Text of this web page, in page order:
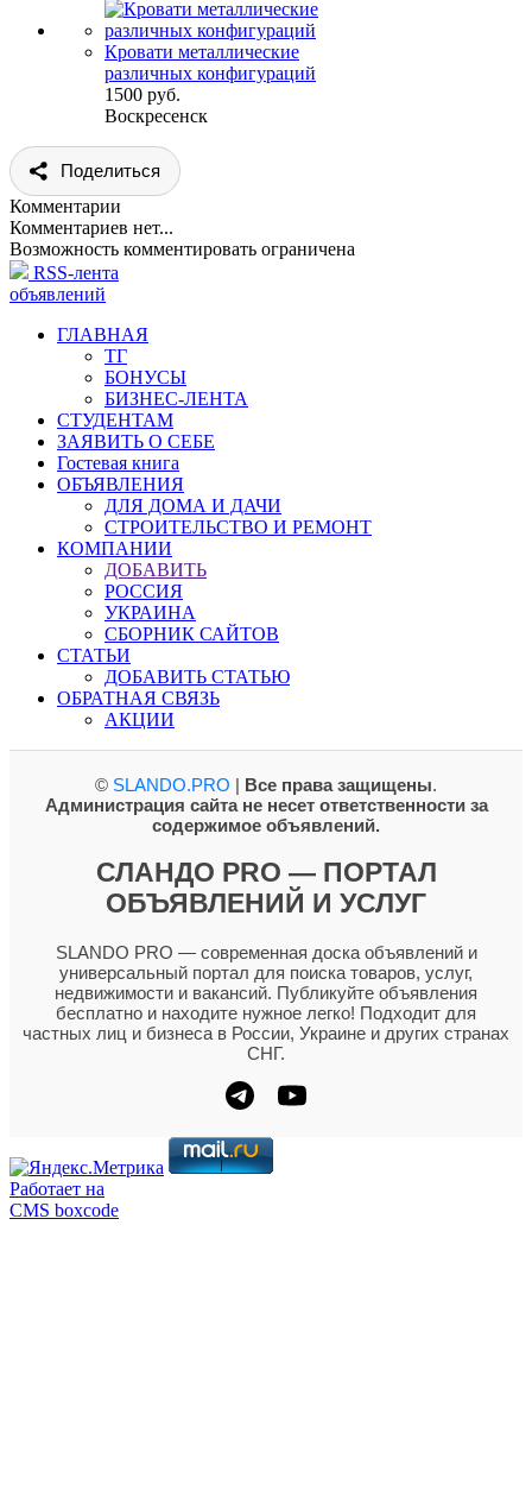
Кровати металлические
различных конфигураций
1500 руб.
Воскресенск
Поделиться
Комментарии
Комментариев нет...
Возможность комментировать ограничена
RSS-лента
объявлений
ГЛАВНАЯ
ТГ
БОНУСЫ
БИЗНЕС-ЛЕНТА
СТУДЕНТАМ
ЗАЯВИТЬ О СЕБЕ
Гостевая книга
ОБЪЯВЛЕНИЯ
ДЛЯ ДОМА И ДАЧИ
СТРОИТЕЛЬСТВО И РЕМОНТ
КОМПАНИИ
ДОБАВИТЬ
РОССИЯ
УКРАИНА
СБОРНИК САЙТОВ
СТАТЬИ
ДОБАВИТЬ СТАТЬЮ
ОБРАТНАЯ СВЯЗЬ
АКЦИИ
© SLANDO.PRO | Все права защищены.
Администрация сайта не несет ответственности за
содержимое объявлений.
СЛАНДО PRO — ПОРТАЛ
ОБЪЯВЛЕНИЙ И УСЛУГ
SLANDO PRO — современная доска объявлений и
универсальный портал для поиска товаров, услуг,
недвижимости и вакансий. Публикуйте объявления
бесплатно и находите нужное легко! Подходит для
частных лиц и бизнеса в России, Украине и других странах
СНГ.
Работает на
CMS boxcode